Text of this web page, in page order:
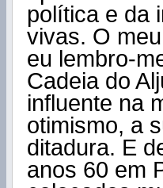
política e da
vivas. O
eu lembro-
Cadeia do
influente na
otimismo, a
ditadura. E
anos 60 em